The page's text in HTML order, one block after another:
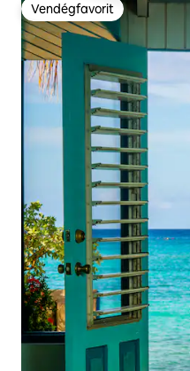
Vendégfavorit
Vendégfavorit